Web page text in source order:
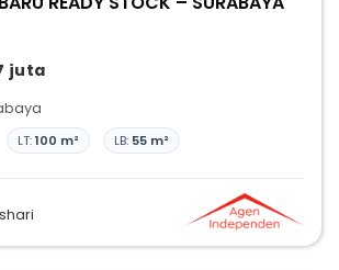
juta
LT:100 m² LB: 55 m²